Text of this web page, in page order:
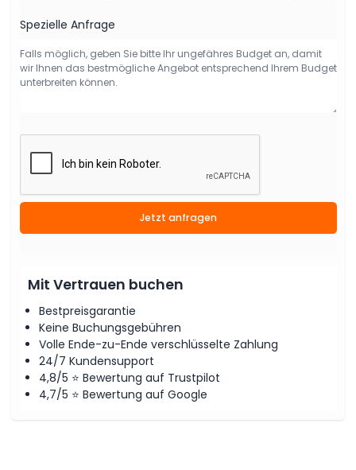
Spezielle Anfrage
Jetzt anfragen
Mit Vertrauen buchen
Bestpreisgarantie
Keine Buchungsgebühren
Volle Ende-zu-Ende verschlüsselte Zahlung
24/7 Kundensupport
4,8/5 ⭐ Bewertung auf Trustpilot
4,7/5 ⭐ Bewertung auf Google